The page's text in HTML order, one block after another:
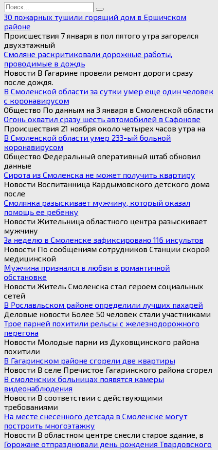
Search
for:
30 пожарных тушили горящий дом в Ершичском
районе
Происшествия 7 января в пол пятого утра загорелся
двухэтажный
Смоляне раскритиковали дорожные работы,
проводимые в дождь
Новости В Гагарине провели ремонт дороги сразу
после дождя.
В Смоленской области за сутки умер еще один человек
с коронавирусом
Общество По данным на 3 января в Смоленской области
Огонь охватил сразу шесть автомобилей в Сафонове
Происшествия 21 ноября около четырех часов утра на
В Смоленской области умер 233-ый больной
коронавирусом
Общество Федеральный оперативный штаб обновил
данные
Сирота из Смоленска не может получить квартиру
Новости Воспитанница Кардымовского детского дома
после
Смолянка разыскивает мужчину, который оказал
помощь ее ребенку
Новости Жительница областного центра разыскивает
мужчину
За неделю в Смоленске зафиксировано 116 инсультов
Новости По сообщениям сотрудников Станции скорой
медицинской
Мужчина признался в любви в романтичной
обстановке
Новости Житель Смоленска стал героем социальных
сетей
В Рославльском районе определили лучших пахарей
Деловые новости Более 50 человек стали участниками
Трое парней похитили рельсы с железнодорожного
перегона
Новости Молодые парни из Духовщинского района
похитили
В Гагаринском районе сгорели две квартиры
Новости В селе Пречистое Гагаринского района сгорел
В смоленских больницах появятся камеры
видеонаблюдения
Новости В соответствии с действующими
требованиями
На месте снесенного детсада в Смоленске могут
построить многоэтажку
Новости В областном центре снесли старое здание, в
Горожане отпраздновали день рождения Твардовского